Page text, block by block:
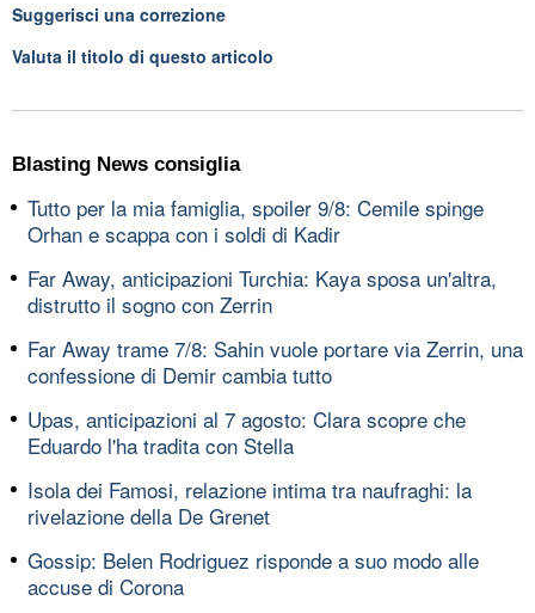
Suggerisci una correzione
Valuta il titolo di questo articolo
Blasting News consiglia
Tutto per la mia famiglia, spoiler 9/8: Cemile spinge
Orhan e scappa con i soldi di Kadir
Far Away, anticipazioni Turchia: Kaya sposa un'altra,
distrutto il sogno con Zerrin
Far Away trame 7/8: Sahin vuole portare via Zerrin, una
confessione di Demir cambia tutto
Upas, anticipazioni al 7 agosto: Clara scopre che
Eduardo l'ha tradita con Stella
Isola dei Famosi, relazione intima tra naufraghi: la
rivelazione della De Grenet
Gossip: Belen Rodriguez risponde a suo modo alle
accuse di Corona